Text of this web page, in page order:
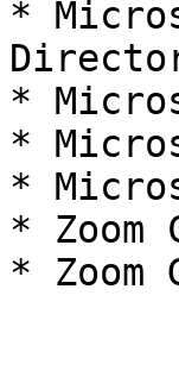
*
*
*
*
*
*